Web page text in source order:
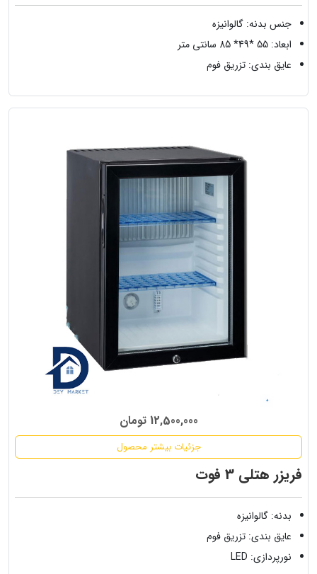
جنس بدنه: گالوانیزه
ابعاد: 55 *49* 85 سانتی متر
عایق بندی: تزریق فوم
12,500,000 تومان
جزئیات بیشتر محصول
فریزر هتلی 3 فوت
بدنه: گالوانیزه
عایق بندی: تزریق فوم
نورپردازی: LED